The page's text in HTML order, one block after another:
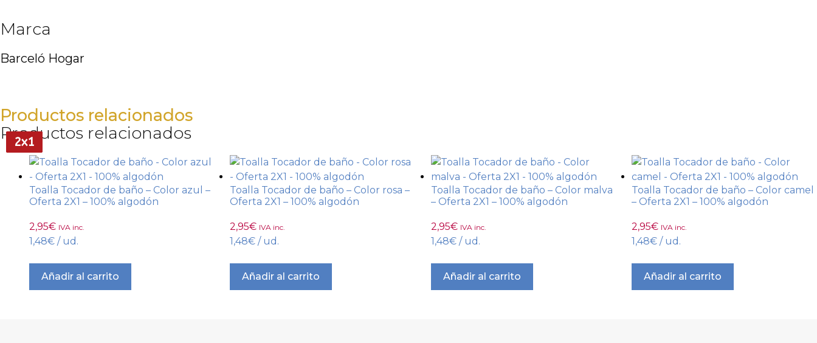
Marca
Barceló Hogar
Productos relacionados
Productos relacionados
2x1
Toalla Tocador de baño – Color azul –
Oferta 2X1 – 100% algodón
2,95€ IVA inc.
1,48€ / ud.
Añadir al carrito
2x1
Toalla Tocador de baño – Color rosa –
Oferta 2X1 – 100% algodón
2,95€ IVA inc.
1,48€ / ud.
Añadir al carrito
2x1
Toalla Tocador de baño – Color malva
– Oferta 2X1 – 100% algodón
2,95€ IVA inc.
1,48€ / ud.
Añadir al carrito
2x1
Toalla Tocador de baño – Color camel
– Oferta 2X1 – 100% algodón
2,95€ IVA inc.
1,48€ / ud.
Añadir al carrito